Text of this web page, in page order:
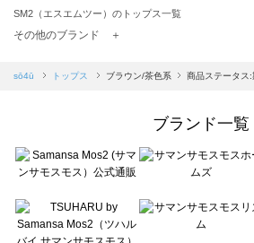
SM2（エスエムツー）のトップス一覧
TSUHARU by Samansa Mos2（ツハルバイサマンサ
Samansa Mos2 blue（サマンサモスモス ブルー）のト
sō4ū（ソウフォーユー）のトップス一覧
Te chichi（テチチ）のトップス一覧
Te chichi CLASSIC（テチチ クラシック）のトップス一
Lugnoncure（ルノンキュール）のトップス一覧
BETTY'S BLUE（べティーズブルー）のトップス一覧
その他のブランド ＋
sō4ū トップス ブラウン/茶色系 商品ステータス:
ブランド一覧